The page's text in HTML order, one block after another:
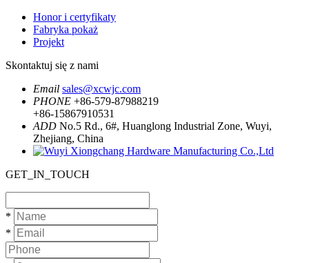
Honor i certyfikaty
Fabryka pokaż
Projekt
Skontaktuj się z nami
Email sales@xcwjc.com
PHONE +86-579-87988219
+86-15867910531
ADD No.5 Rd., 6#, Huanglong Industrial Zone, Wuyi,
Zhejiang, China
GET_IN_TOUCH
*
*